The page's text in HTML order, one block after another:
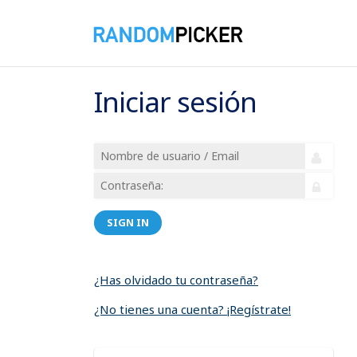
Iniciar sesión
SIGN IN
¿Has olvidado tu contraseña?
¿No tienes una cuenta? ¡Regístrate!